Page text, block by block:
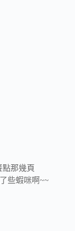
那幾頁
些蝦咪啊~~